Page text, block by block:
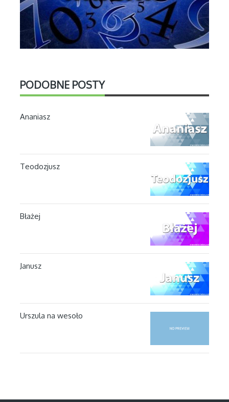
PODOBNE POSTY
Ananiasz
Teodozjusz
Błażej
Janusz
Urszula na wesoło